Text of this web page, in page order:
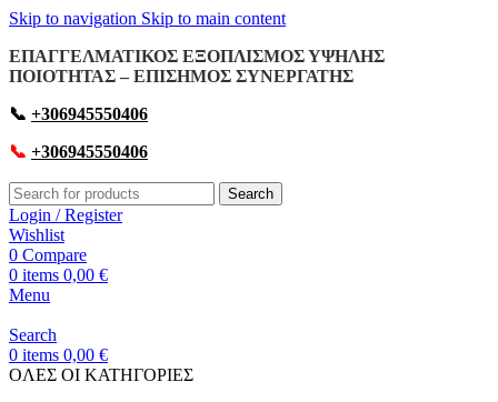
Skip to navigation Skip to main content
ΕΠΑΓΓΕΛΜΑΤΙΚΟΣ ΕΞΟΠΛΙΣΜΟΣ ΥΨΗΛΗΣ
ΠΟΙΟΤΗΤΑΣ – ΕΠΙΣΗΜΟΣ ΣΥΝΕΡΓΑΤΗΣ
📞 +306945550406
📞 +306945550406
Search
Login / Register
Wishlist
0 Compare
0 items 0,00 €
Menu
Search
0 items 0,00 €
OΛΕΣ ΟΙ ΚΑΤΗΓΟΡΙΕΣ